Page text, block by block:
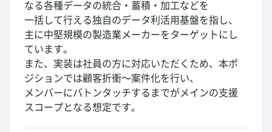
なる各種データの統合・蓄積・加工などを
一括して行える独自のデータ利活用基盤を指し、
主に中堅規模の製造業メーカーをターゲットにし
ています。
また、実装は社員の方に対応いただくため、本ポ
ジションでは顧客折衝～案件化を行い、
メンバーにバトンタッチするまでがメインの支援
スコープとなる想定です。